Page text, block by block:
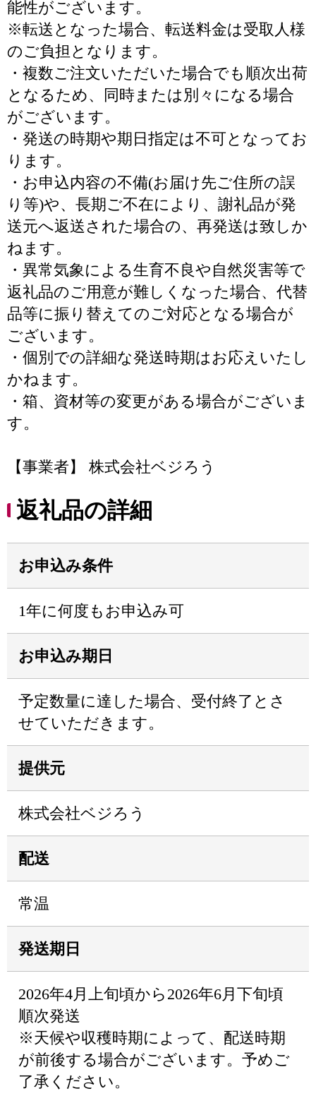
能性がございます。
※転送となった場合、転送料金は受取人様
のご負担となります。
・複数ご注文いただいた場合でも順次出荷
となるため、同時または別々になる場合
がございます。
・発送の時期や期日指定は不可となってお
ります。
・お申込内容の不備(お届け先ご住所の誤
り等)や、長期ご不在により、謝礼品が発
送元へ返送された場合の、再発送は致しか
ねます。
・異常気象による生育不良や自然災害等で
返礼品のご用意が難しくなった場合、代替
品等に振り替えてのご対応となる場合が
ございます。
・個別での詳細な発送時期はお応えいたし
かねます。
・箱、資材等の変更がある場合がございま
す。
【事業者】 株式会社ベジろう
返礼品の詳細
お申込み条件
1年に何度もお申込み可
お申込み期日
予定数量に達した場合、受付終了とさ
せていただきます。
提供元
株式会社ベジろう
配送
常温
発送期日
2026年4月上旬頃から2026年6月下旬頃
順次発送
※天候や収穫時期によって、配送時期
が前後する場合がございます。予めご
了承ください。